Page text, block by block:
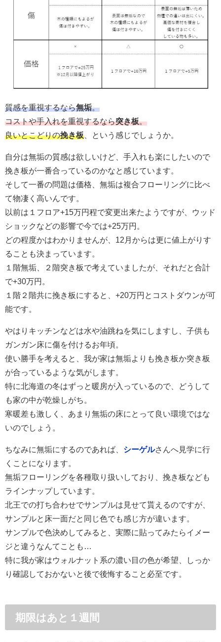
質感を重視するなら無垢。
コストや手入れを重視するなら突き板。
良いとこどりの挽き板 、という感じでしょうか。
自分は無垢の質感は欲しいけど、手入れも楽にしたいので
挽き板が一番合っているのかなと感じています。
そして一番の問題は価格、無垢は複合フローリングに比べ
て物凄く高いんです。
以前は１フロア+15万円程で変更出来たようですが、ウッド
ショックなどの影響で今では+25万円。
どの程度かはわかりませんが、12月からは更に値上がりす
ることも決まっています。
１階無垢、２階突き板で考えていましたが、それだと合計
で+30万円。
１階２階共に挽き板にすると、+20万円とコストダウンが可
能です。
やはりキッチンなどは水や油跳ねを気にしますし、子供も
ガンガン床に傷を付けるお年頃。
使い勝手を考えると、我が家は無垢よりも挽き板か突き板
が合っているような気がします。
特に北海道の冬はずっと暖房が入っているので、どうして
も家の中が乾燥しがち。
寒暖差も激しく、あまり無垢の床にとって良い環境ではな
いのでしょう。
ちなみに無垢にするのであれば、 シーゲルさんへ見学に行
くことになります。
無垢フローリングを各種取り扱いしており、挽き板なども
ラインナップしています。
北王での打ち合わせでサンプルは見せて貰えるのですが、
サンプルと床一面だと同じ色でも感じ方が違います。
サンプルで色決めしてみると、実際に貼ってみたらイメー
ジと違うなんてことも…
特に我が家はウォルナット系の濃い目の色が希望、しっか
り確認しておかないと後で後悔すること必至です。
期限はあと１週間